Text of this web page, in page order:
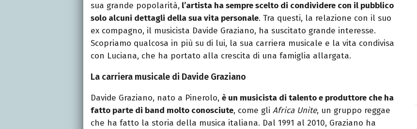
sua grande popolarità, l’artista ha sempre scelto di condividere con il pubblico
solo alcuni dettagli della sua vita personale. Tra questi, la relazione con il suo
ex compagno, il musicista Davide Graziano, ha suscitato grande interesse.
Scopriamo qualcosa in più su di lui, la sua carriera musicale e la vita condivisa
con Luciana, che ha portato alla crescita di una famiglia allargata.
La carriera musicale di Davide Graziano
Davide Graziano, nato a Pinerolo, è un musicista di talento e produttore che ha
fatto parte di band molto conosciute, come gli Africa Unite, un gruppo reggae
che ha fatto la storia della musica italiana. Dal 1991 al 2010, Graziano ha